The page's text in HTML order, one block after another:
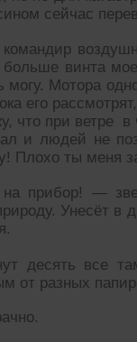
сейчас
винта
Мотора
его
что при ветре
и людей не
Плохо ты меня
прибор! —
Унесёт в
десять все
от разных